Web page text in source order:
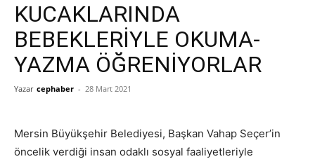
KUCAKLARINDA
BEBEKLERİYLE OKUMA-
YAZMA ÖĞRENİYORLAR
Yazar cephaber - 28 Mart 2021
Mersin Büyükşehir Belediyesi, Başkan Vahap Seçer’in
öncelik verdiği insan odaklı sosyal faaliyetleriyle